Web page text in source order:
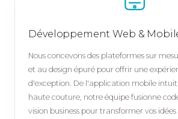
Développement Web &
Nous concevons des plateformes sur
et au design épuré pour offrir une
d'exception. De l'application mobile
haute couture, notre équipe fusionne
vision business pour transformer vos